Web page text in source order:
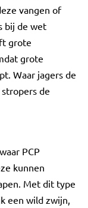
vangen of
bij de wet
grote
grote
Waar jagers de
de
PCP
kunnen
Met dit type
een wild zwijn,